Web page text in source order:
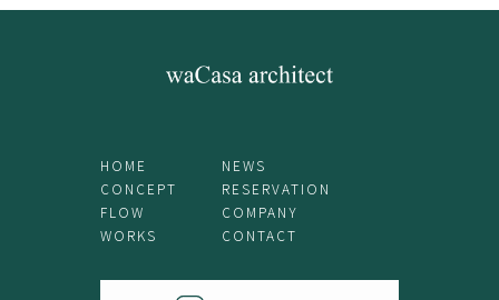
HOME
CONCEPT
FLOW
WORKS
NEWS
RESERVATION
COMPANY
CONTACT